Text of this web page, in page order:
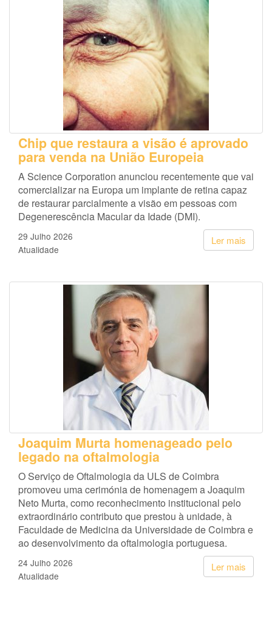
Chip que restaura a visão é aprovado
para venda na União Europeia
A Science Corporation anunciou recentemente que vai
comercializar na Europa um implante de retina capaz
de restaurar parcialmente a visão em pessoas com
Degenerescência Macular da Idade (DMI).
Ler mais
29 Julho 2026
Atualidade
Joaquim Murta homenageado pelo
legado na oftalmologia
O Serviço de Oftalmologia da ULS de Coimbra
promoveu uma cerimónia de homenagem a Joaquim
Neto Murta, como reconhecimento institucional pelo
extraordinário contributo que prestou à unidade, à
Faculdade de Medicina da Universidade de Coimbra e
ao desenvolvimento da oftalmologia portuguesa.
Ler mais
24 Julho 2026
Atualidade